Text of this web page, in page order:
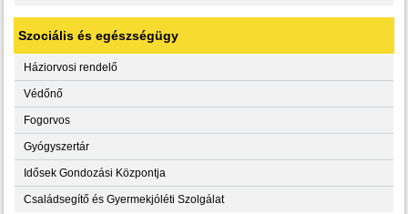
Szociális és egészségügy
Háziorvosi rendelő
Védőnő
Fogorvos
Gyógyszertár
Idősek Gondozási Központja
Családsegítő és Gyermekjóléti Szolgálat